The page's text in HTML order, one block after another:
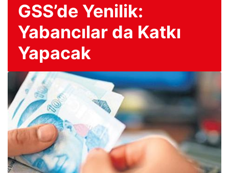
GSS’de Yenilik:
Yabancılar da Katkı
Yapacak